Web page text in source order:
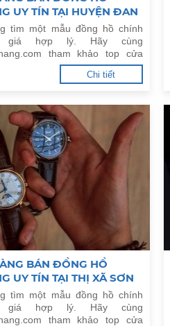
UY TÍN TẠI HUYỆN ĐAN
NỘI
tìm một mẫu đồng hồ chính
giá hợp lý. Hãy cùng
tham khảo top cửa
hồ chính hãng uy tín tại
Chi tiết
BÁN ĐỒNG HỒ
UY TÍN TẠI THỊ XÃ SƠN
tìm một mẫu đồng hồ chính
giá hợp lý. Hãy cùng
tham khảo top cửa